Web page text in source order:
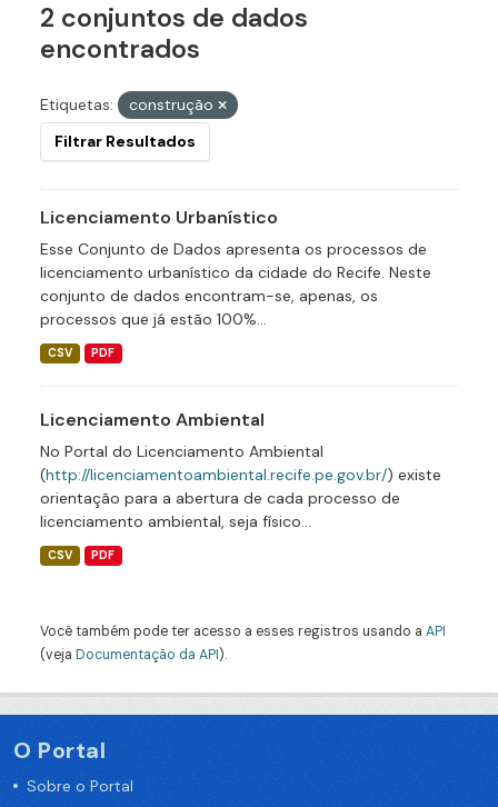
2 conjuntos de dados
encontrados
Etiquetas:
construção
Filtrar Resultados
Licenciamento Urbanístico
Esse Conjunto de Dados apresenta os processos de
licenciamento urbanístico da cidade do Recife. Neste
conjunto de dados encontram-se, apenas, os
processos que já estão 100%...
CSV PDF
Licenciamento Ambiental
No Portal do Licenciamento Ambiental
(http://licenciamentoambiental.recife.pe.gov.br/) existe
orientação para a abertura de cada processo de
licenciamento ambiental, seja físico...
CSV PDF
Você também pode ter acesso a esses registros usando a API
(veja Documentação da API).
O Portal
Sobre o Portal